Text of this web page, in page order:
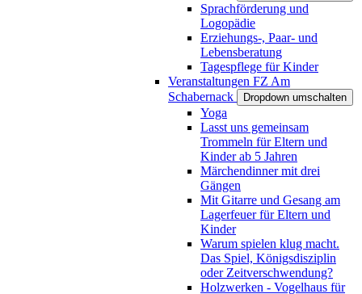
Sprachförderung und
Logopädie
Erziehungs-, Paar- und
Lebensberatung
Tagespflege für Kinder
Veranstaltungen FZ Am
Schabernack
Dropdown umschalten
Yoga
Lasst uns gemeinsam
Trommeln für Eltern und
Kinder ab 5 Jahren
Märchendinner mit drei
Gängen
Mit Gitarre und Gesang am
Lagerfeuer für Eltern und
Kinder
Warum spielen klug macht.
Das Spiel, Königsdisziplin
oder Zeitverschwendung?
Holzwerken - Vogelhaus für